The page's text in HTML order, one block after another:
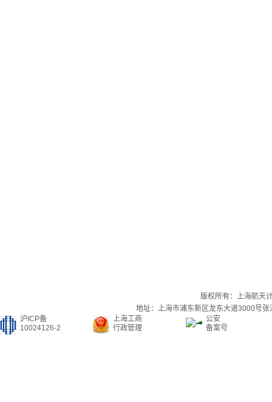
版权所有：上海航天
地址：上海市浦东新区龙东大道3000号
沪ICP备
10024126-2
上海工商
行政管理
公安
备案号